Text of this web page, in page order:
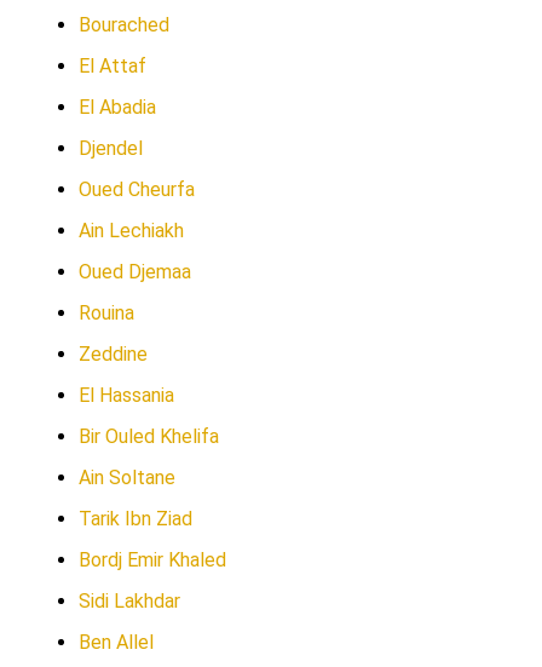
Bourached
El Attaf
El Abadia
Djendel
Oued Cheurfa
Ain Lechiakh
Oued Djemaa
Rouina
Zeddine
El Hassania
Bir Ouled Khelifa
Ain Soltane
Tarik Ibn Ziad
Bordj Emir Khaled
Sidi Lakhdar
Ben Allel